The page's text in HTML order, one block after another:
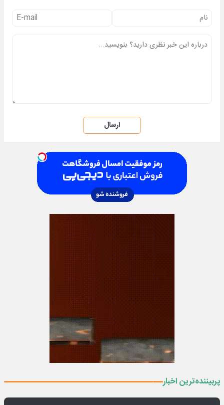
ارسال
پربیننده‌ترین اخبار